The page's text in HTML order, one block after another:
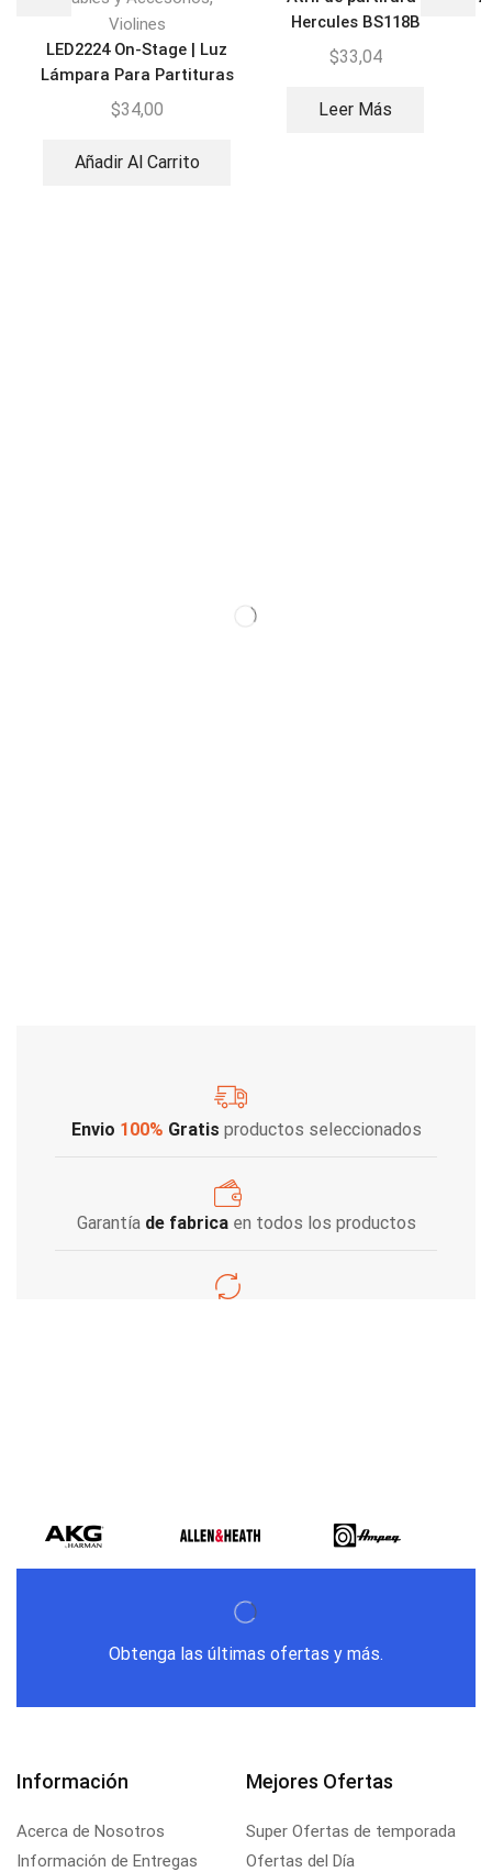
Violines
LED2224 On-Stage | Luz
Lámpara Para Partituras
Doble
$34,00
Añadir Al Carrito
Hercules BS118B
$33,04
Leer Más
Envio 100% Gratis productos seleccionados
Garantía de fabricaen todos los productos
Obtenga las últimas ofertas y más.
Información
Acerca de Nosotros
Información de Entregas
Mejores Ofertas
Super Ofertas de temporada
Ofertas del Día